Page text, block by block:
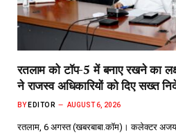
रतलाम को टॉप-5 में बनाए रखने का
ने राजस्व अधिकारियों को दिए सख्त
BY EDITOR AUGUST 6, 2026
रतलाम, 6 अगस्त (खबरबाबा.कॉम)। कलेक्टर